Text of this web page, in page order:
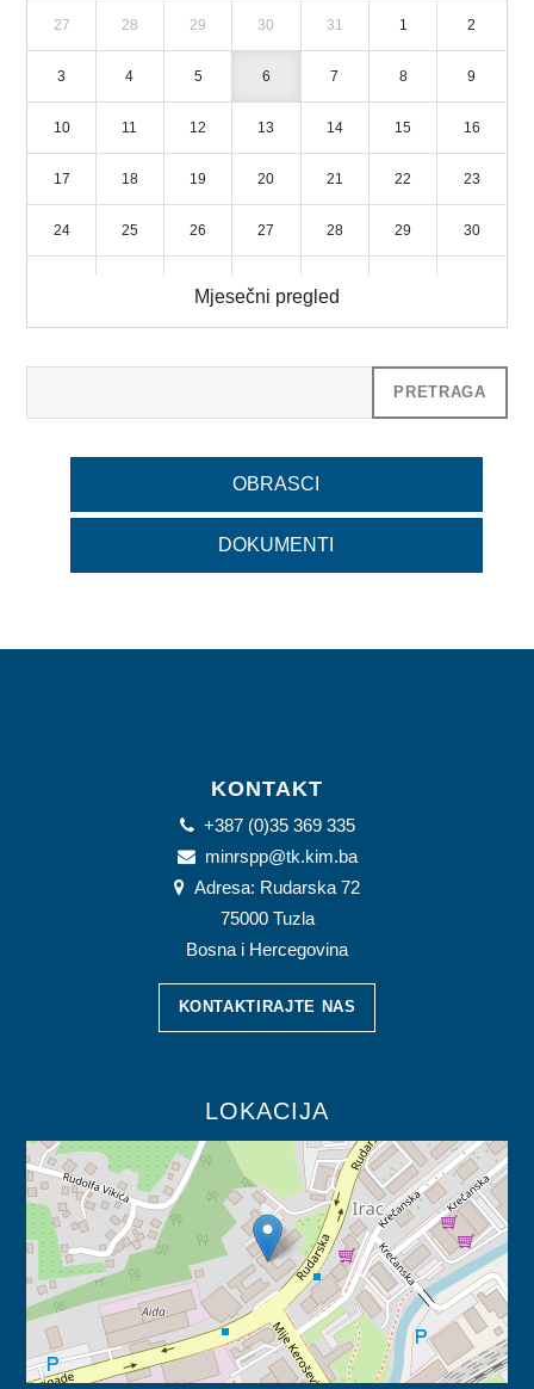
27 28 29 30 31 1 2
3 4 5 6 7 8 9
10 11 12 13 14 15 16
17 18 19 20 21 22 23
24 25 26 27 28 29 30
Mjesečni pregled
OBRASCI
DOKUMENTI
KONTAKT
+387 (0)35 369 335
minrspp@tk.kim.ba
Adresa: Rudarska 72
75000 Tuzla
Bosna i Hercegovina
KONTAKTIRAJTE NAS
LOKACIJA